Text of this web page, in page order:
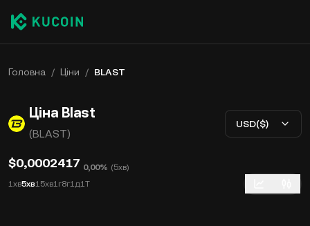
Головна / Ціни / BLAST
Ціна Blast
(BLAST)
USD($)
$0,0002417 0,00% (5хв)
1хв5хв15хв1г8г1д1Т